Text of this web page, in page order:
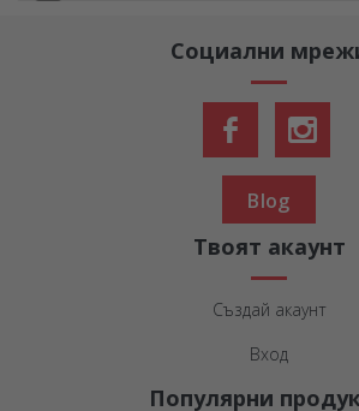
Социални
Blog
Твоят акаунт
Създай акаунт
Вход
Популярни